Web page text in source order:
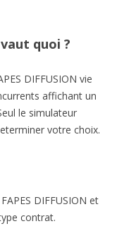
quoi ?
DIFFUSION vie
affichant un
le simulateur
votre choix.
DIFFUSION et
contrat.